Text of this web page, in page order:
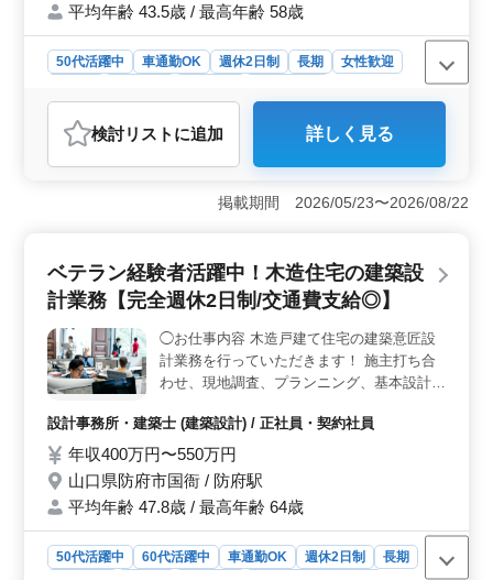
平均年齢 43.5歳 / 最高年齢 58歳
50代活躍中 車通勤OK 週休2日制 長期
女性歓迎
おすすめポイント
＜経験重視とシニア活躍＞ この会計事務所は経験豊富
な方を歓迎し、シニア世代が多数活躍しています。税理
士補助として法人税申告書の作成や決算書の作成など専
門的な業務に携わることができ、これまでの経験を存分
く、プライベートと仕事のバランスが取りやすいです。
社会保険完備で車通勤も可能です。通勤手当も支給され
で帰宅できるのも魅力です。 ＜多彩な業務内容＞
業務内容は法人税申告書や決算書の作成、クライアント
への業績報告、会計ソフトの導入サポート、銀行との融
り、専門的なスキルを磨くことができます。
検討リスト に追加 詳しく見る
掲載期間 2026/05/23〜2026/08/22
ベテラン経験者活躍中！木造住宅の建築設
計業務【完全週休2日制/交通費支給◎】
◯お仕事内容 木造戸建て住宅の建築意匠設
計業務を行っていただきます！ 施主打ち合
わせ、現地調査、プランニング、基本設計、
設計監理等 ◯歓迎経験 ・設計から施工管理
まで一貫してできる方歓迎 ・プランニング
等のお客様との打合せから経験がある方 ・
一人親方経験者、施工・大工経験者 経験者
の募集になります。 5,60代ベテラン人材多
数活躍中！
設計事務所・建築士 (建築設計) / 正社員・契約社員
年収400万円〜550万円
山口県防府市国衙 / 防府駅
平均年齢 47.8歳 / 最高年齢 64歳
50代活躍中 60代活躍中 車通勤OK 週休2日制
長期